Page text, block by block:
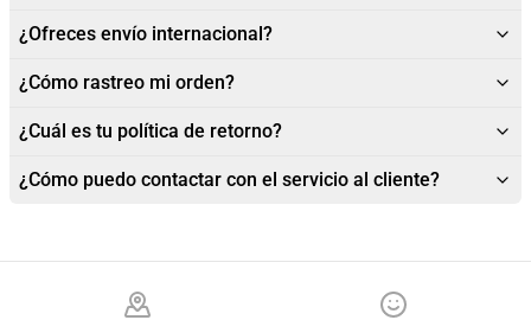
¿Ofreces envío internacional?
¿Cómo rastreo mi orden?
¿Cuál es tu política de retorno?
¿Cómo puedo contactar con el servicio al cliente?